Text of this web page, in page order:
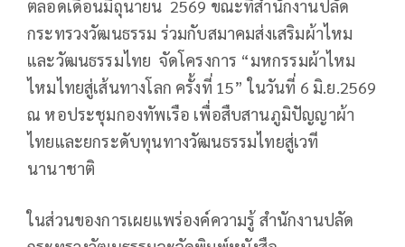
ตลอดเดือนมิถุนายน 2569 ขณะที่สำนักงานปลัด
กระทรวงวัฒนธรรม ร่วมกับสมาคมส่งเสริมผ้าไหม
และวัฒนธรรมไทย จัดโครงการ “มหกรรมผ้าไหม
ไหมไทยสู่เส้นทางโลก ครั้งที่ 15” ในวันที่ 6 มิ.ย.2569
ณ หอประชุมกองทัพเรือ เพื่อสืบสานภูมิปัญญาผ้า
ไทยและยกระดับทุนทางวัฒนธรรมไทยสู่เวที
นานาชาติ
ในส่วนของการเผยแพร่องค์ความรู้ สำนักงานปลัด